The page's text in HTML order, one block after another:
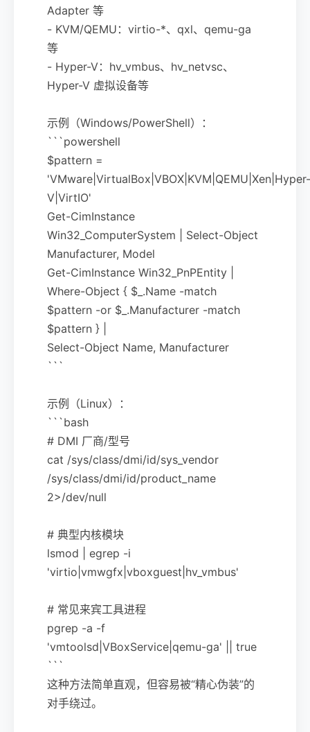
Adapter 等
- KVM/QEMU：virtio-*、qxl、qemu-ga
等
- Hyper-V：hv_vmbus、hv_netvsc、
Hyper-V 虚拟设备等
示例（Windows/PowerShell）：
```powershell
$pattern =
'VMware|VirtualBox|VBOX|KVM|QEMU|Xen|Hyper-
V|VirtIO'
Get-CimInstance
Win32_ComputerSystem | Select-Object
Manufacturer, Model
Get-CimInstance Win32_PnPEntity |
Where-Object { $_.Name -match
$pattern -or $_.Manufacturer -match
$pattern } |
Select-Object Name, Manufacturer
```
示例（Linux）：
```bash
# DMI 厂商/型号
cat /sys/class/dmi/id/sys_vendor
/sys/class/dmi/id/product_name
2>/dev/null
# 典型内核模块
lsmod | egrep -i
'virtio|vmwgfx|vboxguest|hv_vmbus'
# 常见来宾工具进程
pgrep -a -f
'vmtoolsd|VBoxService|qemu-ga' || true
```
这种方法简单直观，但容易被“精心伪装”的
对手绕过。